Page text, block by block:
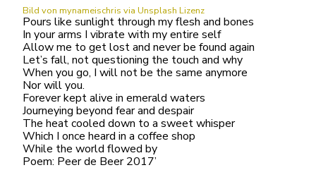
Bild von mynameischris via Unsplash Lizenz
Pours like sunlight through my flesh and bones
In your arms I vibrate with my entire self
Allow me to get lost and never be found again
Let’s fall, not questioning the touch and why
When you go, I will not be the same anymore
Nor will you.
Forever kept alive in emerald waters
Journeying beyond fear and despair
The heat cooled down to a sweet whisper
Which I once heard in a coffee shop
While the world flowed by
Poem: Peer de Beer 2017’